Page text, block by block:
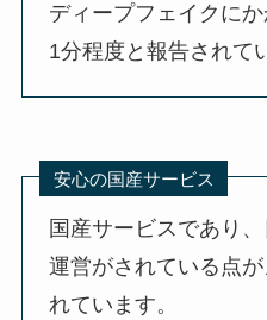
ディープフェイクに
1分程度と報告されて
安心の国産サービス
国産サービスであり
運営がされている点
れています。